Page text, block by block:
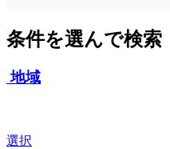
条件を選んで検索
地域
選択